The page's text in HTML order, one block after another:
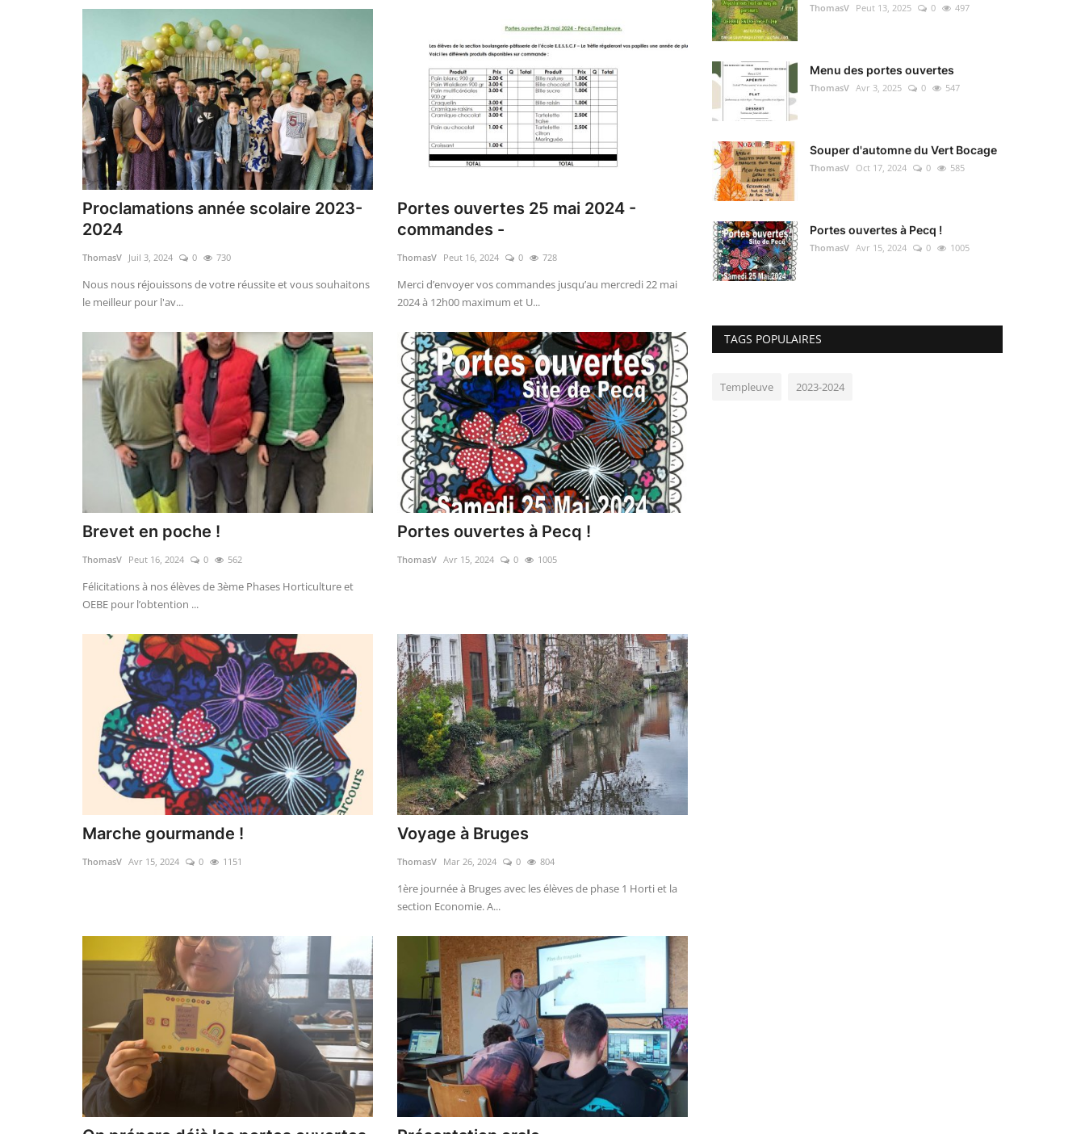
Proclamations année scolaire 2023-
2024
ThomasV Juil 3, 2024 0 730
Nous nous réjouissons de votre réussite et vous souhaitons
le meilleur pour l'av...
Portes ouvertes 25 mai 2024 -
commandes -
ThomasV Peut 16, 2024 0 728
Merci d’envoyer vos commandes jusqu’au mercredi 22 mai
2024 à 12h00 maximum et U...
Brevet en poche !
ThomasV Peut 16, 2024 0 562
Félicitations à nos élèves de 3ème Phases Horticulture et
OEBE pour l’obtention ...
Portes ouvertes à Pecq !
ThomasV Avr 15, 2024 0 1005
Marche gourmande !
ThomasV Avr 15, 2024 0 1151
Voyage à Bruges
ThomasV Mar 26, 2024 0 804
1ère journée à Bruges avec les élèves de phase 1 Horti et la
section Economie. A...
ThomasV Peut 13, 2025 0 497
Menu des portes ouvertes
ThomasV Avr 3, 2025 0 547
Souper d'automne du Vert Bocage
ThomasV Oct 17, 2024 0 585
Portes ouvertes à Pecq !
ThomasV Avr 15, 2024 0 1005
TAGS POPULAIRES
Templeuve 2023-2024